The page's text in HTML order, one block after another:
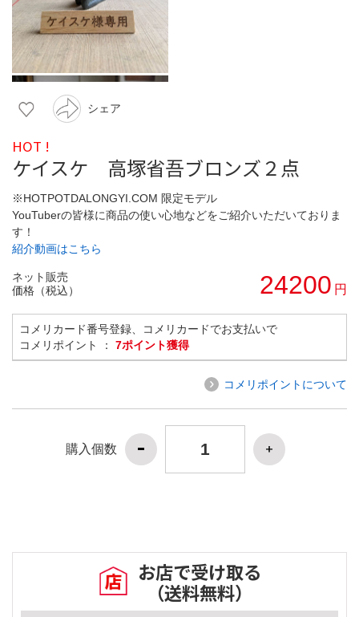
シェア
HOT !
ケイスケ 高塚省吾ブロンズ２点
※HOTPOTDALONGYI.COM 限定モデル
YouTuberの皆様に商品の使い心地などをご紹介いただいておりま
す！
紹介動画はこちら
ネット販売
価格（税込）
24200 円
コメリカード番号登録、コメリカードでお支払いで
コメリポイント ： 7ポイント獲得
コメリポイントについて
購入個数
お店で受け取る
（送料無料）